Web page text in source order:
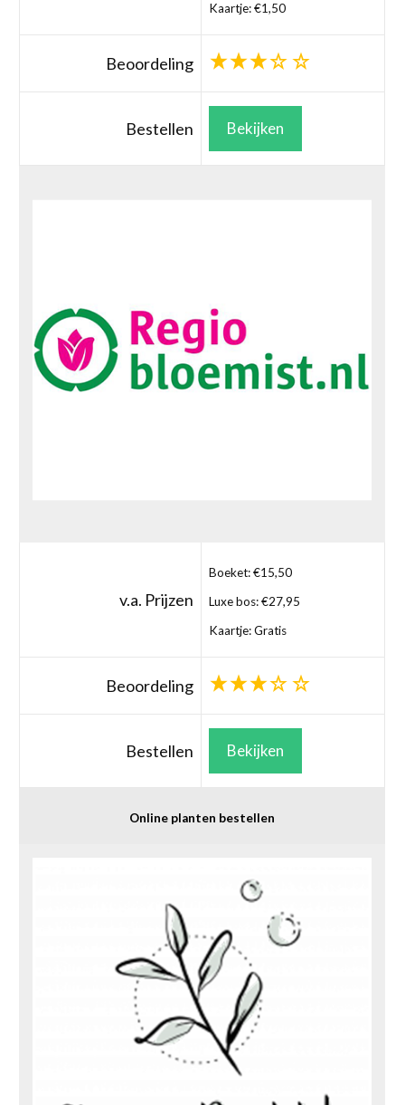
Kaartje: €1,50
Beoordeling
Bestellen Bekijken
v.a. Prijzen
Boeket: €15,50
Luxe bos: €27,95
Kaartje: Gratis
Beoordeling
Bestellen Bekijken
Online planten bestellen